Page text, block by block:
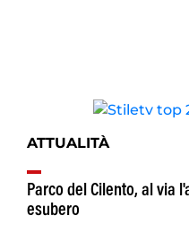
ATTUALITÀ
Parco del Cilento, al via
esubero